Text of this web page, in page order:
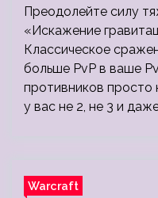
Преодолейте силу
«Искажение
Классическое
больше PvP в ваше
противников просто
у вас не 2, не 3 и
Warcraft